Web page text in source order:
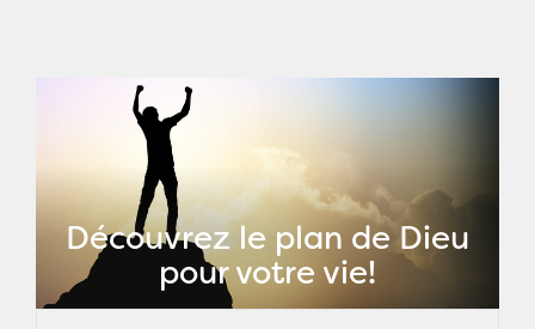
Découvrez le plan de Dieu
pour votre vie!